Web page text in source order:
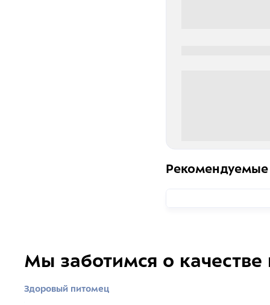
Мы заботимся о качестве
Здоровый питомец